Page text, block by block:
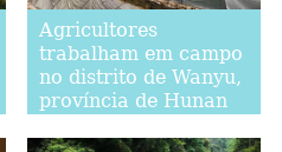
Agricultores
trabalham em campo
no distrito de Wanyu,
província de Hunan